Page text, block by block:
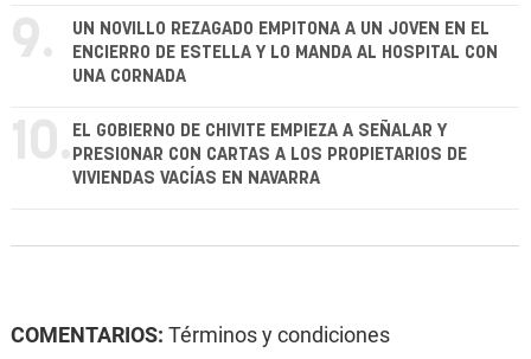
9.
UN NOVILLO REZAGADO EMPITONA A UN JOVEN EN EL
ENCIERRO DE ESTELLA Y LO MANDA AL HOSPITAL CON
UNA CORNADA
10. EL GOBIERNO DE CHIVITE EMPIEZA A SEÑALAR Y
PRESIONAR CON CARTAS A LOS PROPIETARIOS DE
VIVIENDAS VACÍAS EN NAVARRA
COMENTARIOS: Términos y condiciones